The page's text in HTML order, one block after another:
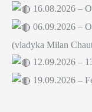
16.08.2026 –
06.09.2026 –
(vladyka Milan
12.09.2026 –
19.09.2026 –